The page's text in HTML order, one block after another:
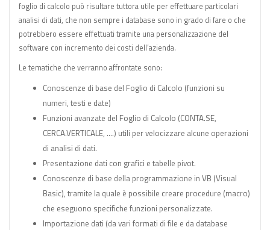
foglio di calcolo può risultare tuttora utile per effettuare particolari
analisi di dati, che non sempre i database sono in grado di fare o che
potrebbero essere effettuati tramite una personalizzazione del
software con incremento dei costi dell’azienda.
Le tematiche che verranno affrontate sono:
Conoscenze di base del Foglio di Calcolo (funzioni su
numeri, testi e date)
Funzioni avanzate del Foglio di Calcolo (CONTA.SE,
CERCA.VERTICALE, ….) utili per velocizzare alcune operazioni
di analisi di dati.
Presentazione dati con grafici e tabelle pivot.
Conoscenze di base della programmazione in VB (Visual
Basic), tramite la quale è possibile creare procedure (macro)
che eseguono specifiche funzioni personalizzate.
Importazione dati (da vari formati di file e da database